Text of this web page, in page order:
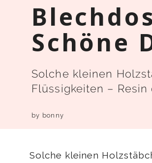
Schöne
Solche kleinen
Flüssigkeiten –
by bonny
Solche kleinen